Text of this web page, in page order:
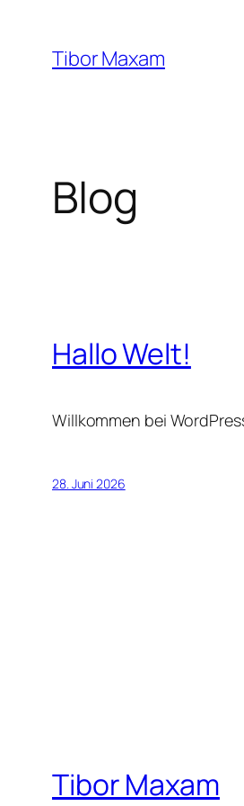
Inhalt
springen
Tibor Maxam
Blog
Hallo Welt!
Willkommen bei
28. Juni 2026
Tibor Maxam